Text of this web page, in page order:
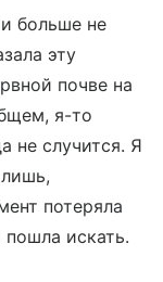
больше не
эту
почве на
я-то
не случится. Я
потеряла
искать.